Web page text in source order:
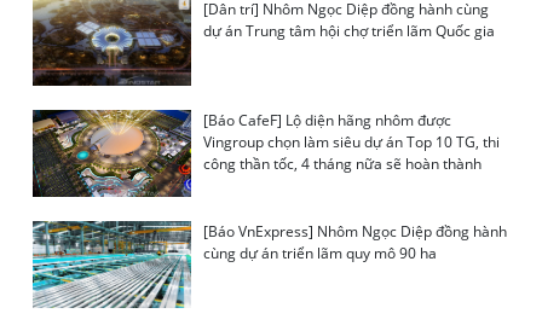
[Dân trí] Nhôm Ngọc Diệp đồng hành cùng
dự án Trung tâm hội chợ triển lãm Quốc gia
[Báo CafeF] Lộ diện hãng nhôm được
Vingroup chọn làm siêu dự án Top 10 TG, thi
công thần tốc, 4 tháng nữa sẽ hoàn thành
[Báo VnExpress] Nhôm Ngọc Diệp đồng hành
cùng dự án triển lãm quy mô 90 ha